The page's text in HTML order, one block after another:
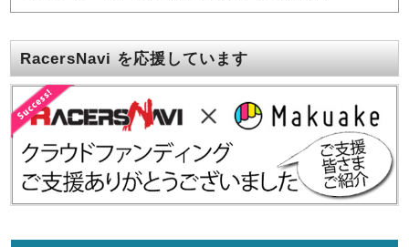
RacersNavi を応援しています